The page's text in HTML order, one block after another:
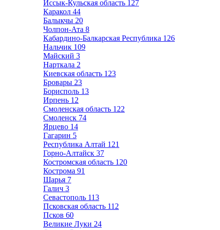
Иссык-Кульская область 127
Каракол 44
Балыкчы 20
Чолпон-Ата 8
Кабардино-Балкарская Республика 126
Нальчик 109
Майский 3
Нарткала 2
Киевская область 123
Бровары 23
Борисполь 13
Ирпень 12
Смоленская область 122
Смоленск 74
Ярцево 14
Гагарин 5
Республика Алтай 121
Горно-Алтайск 37
Костромская область 120
Кострома 91
Шарья 7
Галич 3
Севастополь 113
Псковская область 112
Псков 60
Великие Луки 24